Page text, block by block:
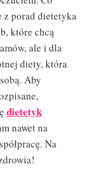
z porad dietetyka
które chcą
ale i dla
diety, która
Aby
dietetyk
nawet na
Na